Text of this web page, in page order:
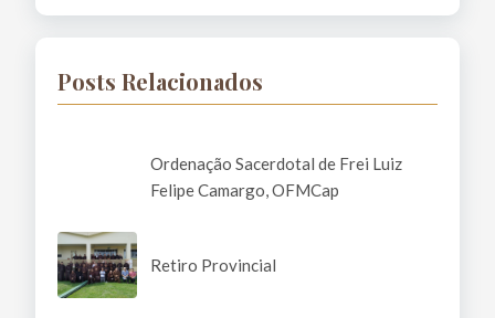
Posts Relacionados
Ordenação Sacerdotal de Frei Luiz
Felipe Camargo, OFMCap
Retiro Provincial